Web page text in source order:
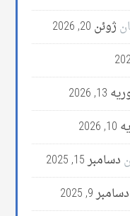
ژوئن 20, 2026
13, 2026
دسامبر 15, 2025
دسامبر 9, 2025